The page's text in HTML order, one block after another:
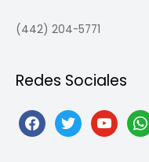
(442) 204-5771
Redes Sociales
facebooktwitter youtube